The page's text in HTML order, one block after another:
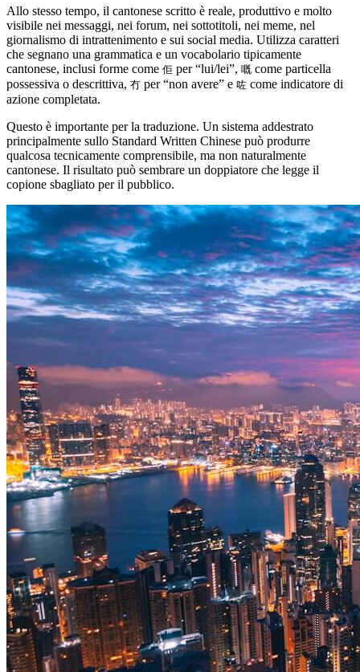
Allo stesso tempo, il cantonese scritto è reale, produttivo e molto
visibile nei messaggi, nei forum, nei sottotitoli, nei meme, nel
giornalismo di intrattenimento e sui social media. Utilizza caratteri
che segnano una grammatica e un vocabolario tipicamente
cantonese, inclusi forme come 佢 per “lui/lei”, 嘅 come particella
possessiva o descrittiva, 冇 per “non avere” e 咗 come indicatore di
azione completata.
Questo è importante per la traduzione. Un sistema addestrato
principalmente sullo Standard Written Chinese può produrre
qualcosa tecnicamente comprensibile, ma non naturalmente
cantonese. Il risultato può sembrare un doppiatore che legge il
copione sbagliato per il pubblico.